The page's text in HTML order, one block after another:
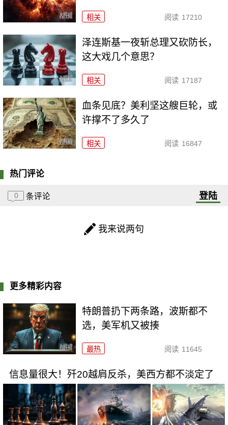
相关 阅读 17210
泽连斯基一夜斩总理又砍防长，
这大戏几个意思？
相关 阅读 17187
血条见底？美利坚这艘巨轮，或
许撑不了多久了
相关 阅读 16847
热门评论
0 条评论 登陆
我来说两句
更多精彩内容
特朗普扔下两条路，波斯都不
选，美军机又被揍
最热 阅读 11645
信息量很大！歼20越肩反杀，美西方都不淡定了